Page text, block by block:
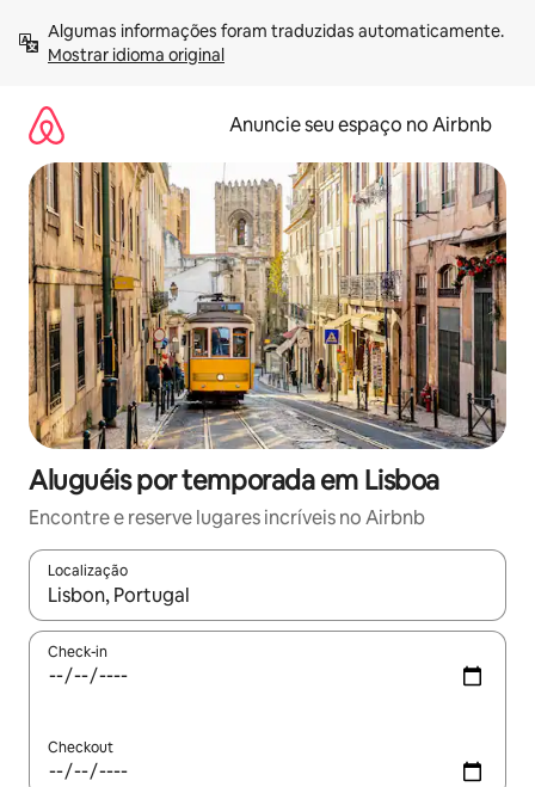
para
Mostrar idioma original
Anuncie seu espaço no Airbnb
Aluguéis por temporada em Lisboa
Encontre e reserve lugares incríveis no Airbnb
Localização
Quando os resultados estiverem disponíveis, explore-os
Check-in
Checkout